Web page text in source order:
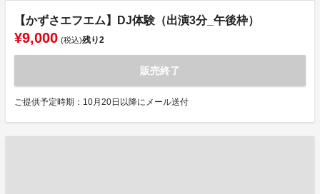
【かずさエフエム】DJ体験（出演3分_午後枠）
¥9,000 (税込)残り2
販売終了
ご提供予定時期：10月20日以降にメール送付